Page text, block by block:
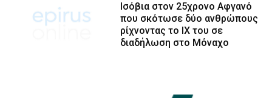
Ισόβια στον 25χρονο Αφγανό
που σκότωσε δύο ανθρώπους
ρίχνοντας το ΙΧ του σε
διαδήλωση στο Μόναχο